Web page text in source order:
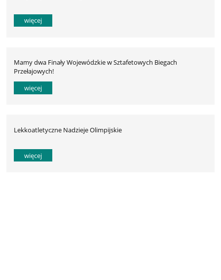
więcej
Mamy dwa Finały Wojewódzkie w Sztafetowych Biegach
Przełajowych!
więcej
Lekkoatletyczne Nadzieje Olimpijskie
więcej